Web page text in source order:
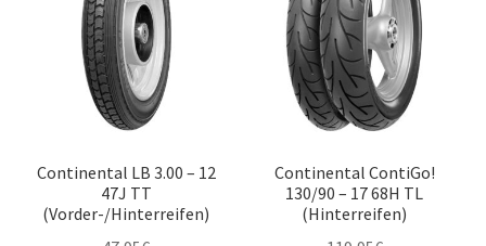
Continental LB 3.00 – 12
47J TT
(Vorder-/Hinterreifen)
Continental ContiGo!
130/90 – 17 68H TL
(Hinterreifen)